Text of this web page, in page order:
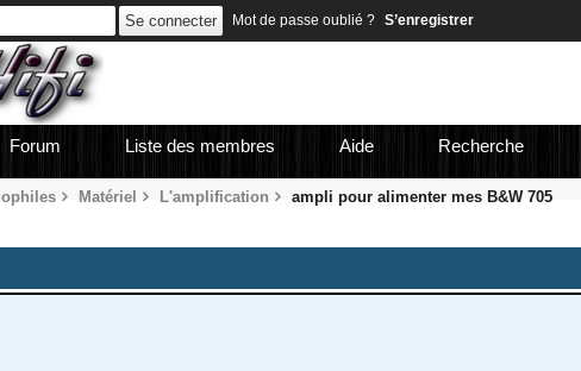
Mot de passe oublié ? S’enregistrer
Forum Liste des membres Aide Recherche
Matériel L'amplification ampli pour alimenter mes B&W 705